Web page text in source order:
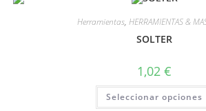
Herramientas, HERRAMIENTAS &
SOLTER
1,02 €
Seleccionar opciones